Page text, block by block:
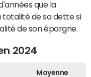
que la
de sa dette si
de son épargne.
2024
Moyenne